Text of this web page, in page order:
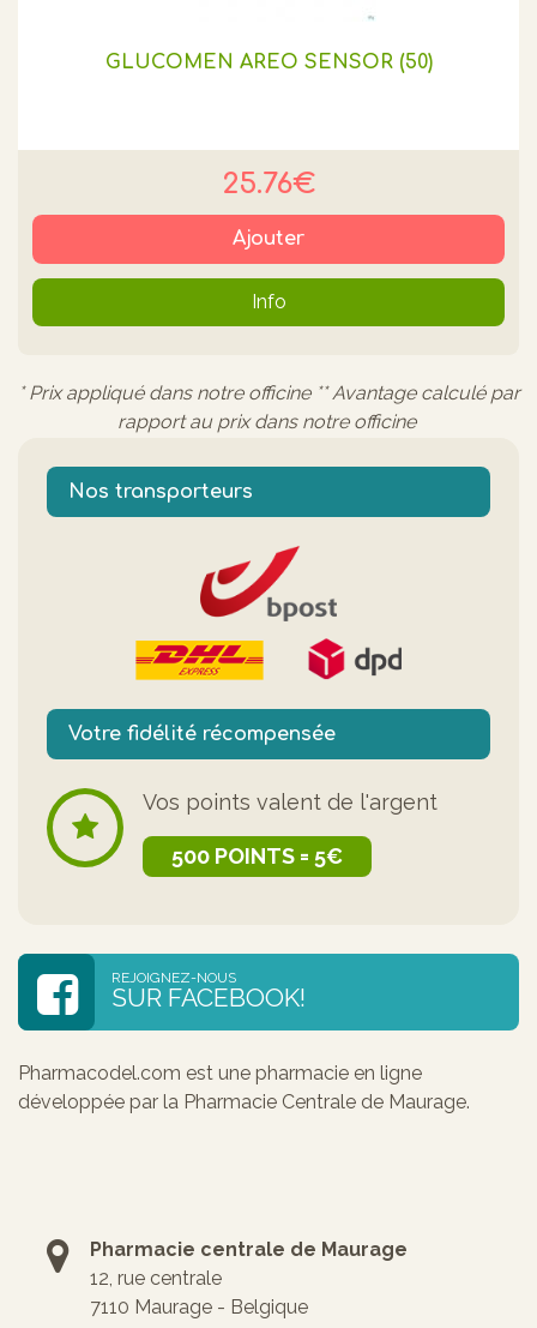
GLUCOMEN AREO SENSOR (50)
25.76€
Ajouter
Info
* Prix appliqué dans notre officine ** Avantage calculé par
rapport au prix dans notre officine
Nos transporteurs
Votre fidélité récompensée
Vos points valent de l'argent
500 POINTS = 5€
REJOIGNEZ-NOUS
SUR FACEBOOK!
Pharmacodel.com est une pharmacie en ligne
développée par la Pharmacie Centrale de Maurage.
Pharmacie centrale de Maurage
12, rue centrale
7110 Maurage - Belgique